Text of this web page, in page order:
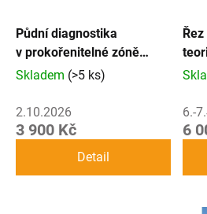
p
r
o
d
u
Půdní diagnostika
v prokořenitelné zóně
stromu: terénní kurz
Skladem (>5 ks)
2.10.2026
3 900 Kč
Detail
6.-
6